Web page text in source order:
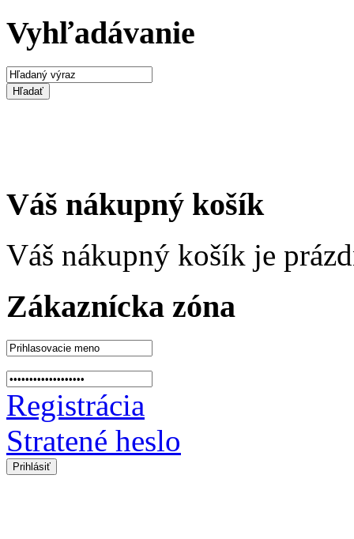
Vyhľadávanie
Váš nákupný košík
Váš nákupný košík je
Zákaznícka zóna
Registrácia
Stratené heslo